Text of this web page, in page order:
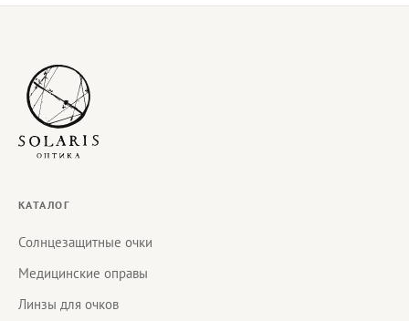
КАТАЛОГ
Солнцезащитные очки
Медицинские оправы
Линзы для очков